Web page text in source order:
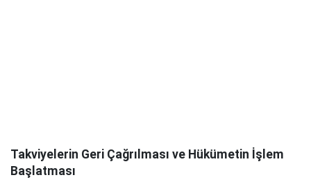
Takviyelerin Geri Çağrılması ve Hükümetin İşlem
Başlatması